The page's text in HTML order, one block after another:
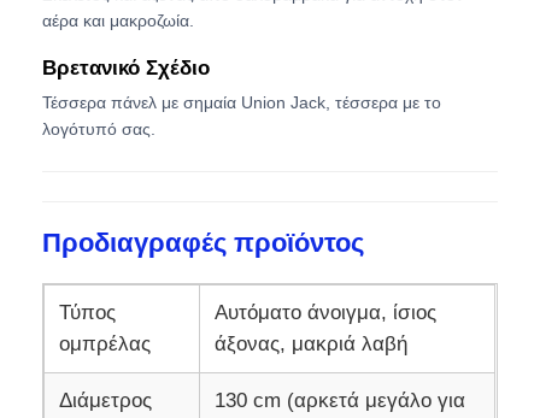
Δημιουργικές ομπρέλες
αέρα και μακροζωία.
Βρετανικό Σχέδιο
Τέσσερα πάνελ με σημαία Union Jack, τέσσερα με το
λογότυπό σας.
Προδιαγραφές προϊόντος
Τύπος
ομπρέλας
Αυτόματο άνοιγμα, ίσιος
άξονας, μακριά λαβή
Διάμετρος
130 cm (αρκετά μεγάλο για